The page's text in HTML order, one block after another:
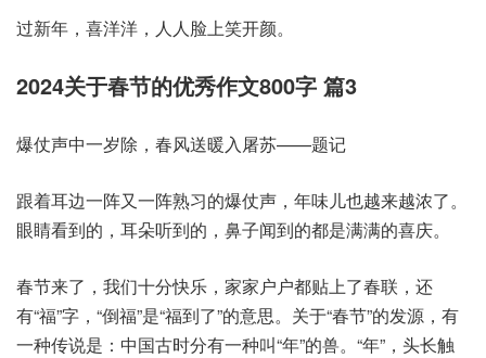
过新年，喜洋洋，人人脸上笑开颜。
2024关于春节的优秀作文800字 篇3
爆仗声中一岁除，春风送暖入屠苏——题记
跟着耳边一阵又一阵熟习的爆仗声，年味儿也越来越浓了。
眼睛看到的，耳朵听到的，鼻子闻到的都是满满的喜庆。
春节来了，我们十分快乐，家家户户都贴上了春联，还
有“福”字，“倒福”是“福到了”的意思。关于“春节”的发源，有
一种传说是：中国古时分有一种叫“年”的兽。“年”，头长触